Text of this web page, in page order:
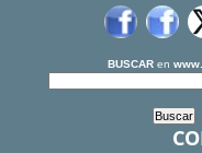
BUSCAR en